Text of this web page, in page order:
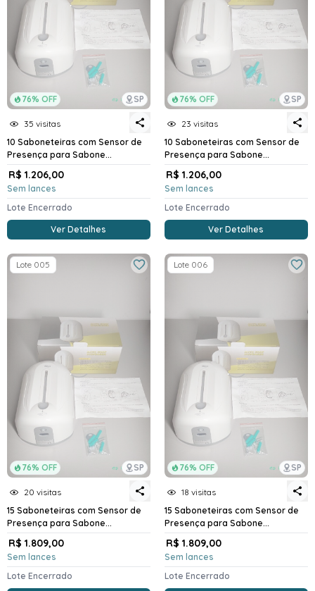
76% OFF SP
35 visitas
10 Saboneteiras com Sensor de
Presença para Sabone...
R$ 1.206,00
Sem lances
Lote Encerrado
Ver Detalhes
76% OFF SP
23 visitas
10 Saboneteiras com Sensor de
Presença para Sabone...
R$ 1.206,00
Sem lances
Lote Encerrado
Ver Detalhes
76% OFF SP
Lote 005
20 visitas
15 Saboneteiras com Sensor de
Presença para Sabone...
R$ 1.809,00
Sem lances
Lote Encerrado
76% OFF SP
Lote 006
18 visitas
15 Saboneteiras com Sensor de
Presença para Sabone...
R$ 1.809,00
Sem lances
Lote Encerrado